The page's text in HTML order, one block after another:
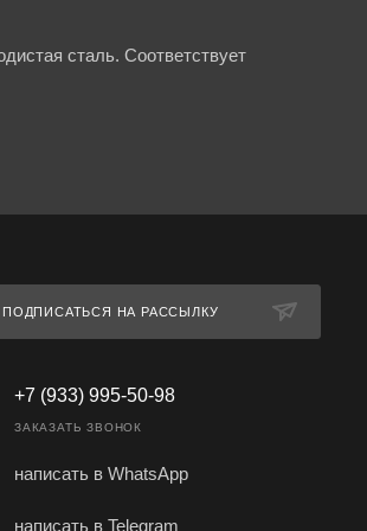
сталь. Соответствует
ПОДПИСАТЬСЯ НА РАССЫЛКУ
+7 (933) 995-50-98
ЗАКАЗАТЬ ЗВОНОК
написать в WhatsApp
написать в Telegram